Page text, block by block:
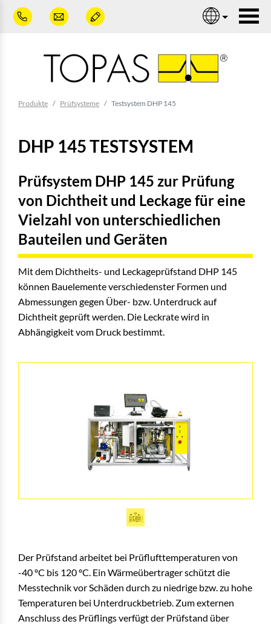
Zum Hauptinhalt springen
Produkte Prüfsysteme Testsystem DHP 145
DHP 145 TESTSYSTEM
Prüfsystem DHP 145 zur Prüfung
von Dichtheit und Leckage für eine
Vielzahl von unterschiedlichen
Bauteilen und Geräten
Mit dem Dichtheits- und Leckageprüfstand DHP 145
können Bauelemente verschiedenster Formen und
Abmessungen gegen Über- bzw. Unterdruck auf
Dichtheit geprüft werden. Die Leckrate wird in
Abhängigkeit vom Druck bestimmt.
Der Prüfstand arbeitet bei Prüflufttemperaturen von
-40 ºC bis 120 ºC. Ein Wärmeübertrager schützt die
Messtechnik vor Schäden durch zu niedrige bzw. zu hohe
Temperaturen bei Unterdruckbetrieb. Zum externen
Anschluss des Prüflings verfügt der Prüfstand über